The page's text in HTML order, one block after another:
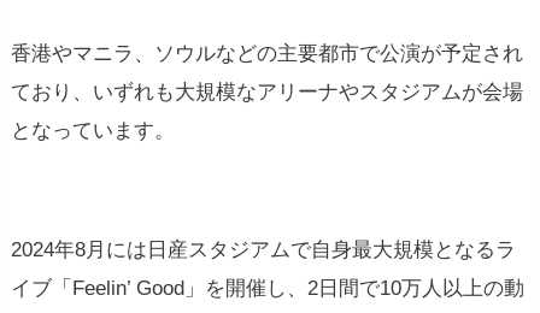
香港やマニラ、ソウルなどの主要都市で公演が予定され
ており、いずれも大規模なアリーナやスタジアムが会場
となっています。
2024年8月には日産スタジアムで自身最大規模となるラ
イブ「Feelin’ Good」を開催し、2日間で10万人以上の動